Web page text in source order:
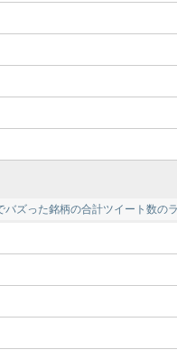
ズった銘柄の合計ツイート数の